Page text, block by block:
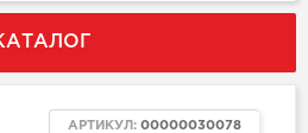
АРТИКУЛ: 00000030078